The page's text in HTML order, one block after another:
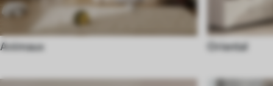
Animaux Oriental